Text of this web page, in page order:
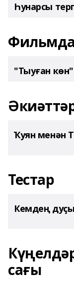
Һунарсы
"Тыуған көн"
Ҡуян менән
Тестар
Кемдең
сағы